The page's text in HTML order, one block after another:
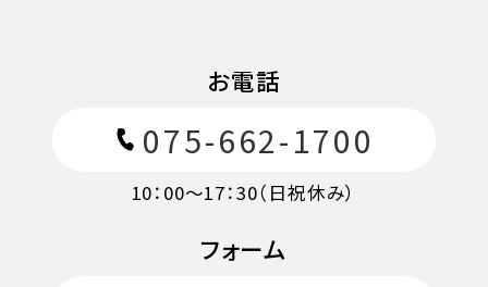
7日目に当たる日以前 30%
旅行開始日の前日
旅行開始日の当日
お電話
075-662-1700
10：00～17：30（日祝休み）
フォーム